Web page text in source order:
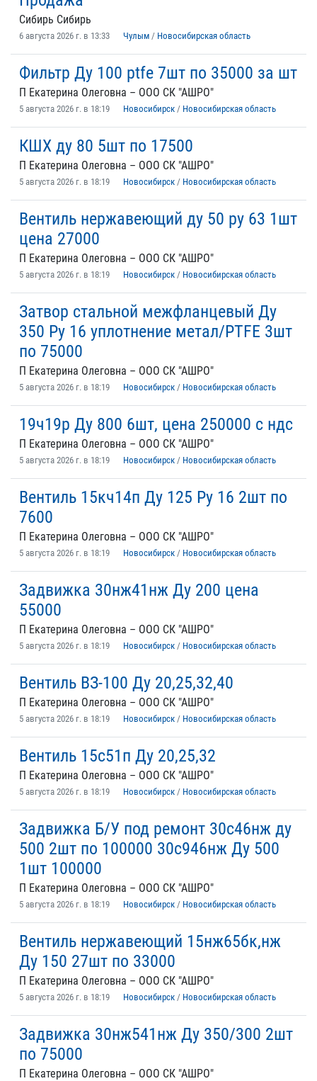
Сибирь Сибирь
6 августа 2026 г. в 13:33 Чулым / Новосибирская область
Фильтр Ду 100 ptfe 7шт по 35000 за шт
П Екатерина Олеговна – ООО СК "АШРО"
5 августа 2026 г. в 18:19 Новосибирск / Новосибирская область
КШХ ду 80 5шт по 17500
П Екатерина Олеговна – ООО СК "АШРО"
5 августа 2026 г. в 18:19 Новосибирск / Новосибирская область
Вентиль нержавеющий ду 50 ру 63 1шт
цена 27000
П Екатерина Олеговна – ООО СК "АШРО"
5 августа 2026 г. в 18:19 Новосибирск / Новосибирская область
Затвор стальной межфланцевый Ду
350 Ру 16 уплотнение метал/PTFE 3шт
по 75000
П Екатерина Олеговна – ООО СК "АШРО"
5 августа 2026 г. в 18:19 Новосибирск / Новосибирская область
19ч19р Ду 800 6шт, цена 250000 с ндс
П Екатерина Олеговна – ООО СК "АШРО"
5 августа 2026 г. в 18:19 Новосибирск / Новосибирская область
Вентиль 15кч14п Ду 125 Ру 16 2шт по
7600
П Екатерина Олеговна – ООО СК "АШРО"
5 августа 2026 г. в 18:19 Новосибирск / Новосибирская область
Задвижка 30нж41нж Ду 200 цена
55000
П Екатерина Олеговна – ООО СК "АШРО"
5 августа 2026 г. в 18:19 Новосибирск / Новосибирская область
Вентиль ВЗ-100 Ду 20,25,32,40
П Екатерина Олеговна – ООО СК "АШРО"
5 августа 2026 г. в 18:19 Новосибирск / Новосибирская область
Вентиль 15с51п Ду 20,25,32
П Екатерина Олеговна – ООО СК "АШРО"
5 августа 2026 г. в 18:19 Новосибирск / Новосибирская область
Задвижка Б/У под ремонт 30с46нж ду
500 2шт по 100000 30с946нж Ду 500
1шт 100000
П Екатерина Олеговна – ООО СК "АШРО"
5 августа 2026 г. в 18:19 Новосибирск / Новосибирская область
Вентиль нержавеющий 15нж65бк,нж
Ду 150 27шт по 33000
П Екатерина Олеговна – ООО СК "АШРО"
5 августа 2026 г. в 18:19 Новосибирск / Новосибирская область
Задвижка 30нж541нж Ду 350/300 2шт
по 75000
П Екатерина Олеговна – ООО СК "АШРО"